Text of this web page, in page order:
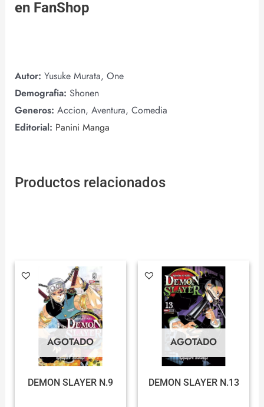
en FanShop
Autor: Yusuke Murata, One
Demografia: Shonen
Generos: Accion, Aventura, Comedia
Editorial: Panini Manga
Productos relacionados
AGOTADO
DEMON SLAYER N.9
AGOTADO
DEMON SLAYER N.13